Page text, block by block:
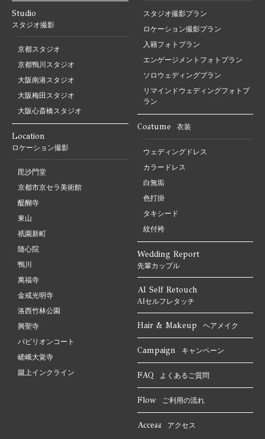
Studio
スタジオ撮影
京都スタジオ
京都鴨川スタジオ
大阪南港スタジオ
大阪梅田スタジオ
大阪心斎橋スタジオ
Location
ロケーション撮影
毘沙門堂
京都市京セラ美術館
醍醐寺
東山
祇園新町
随心院
鴨川
萬福寺
金戒光明寺
洛西竹林公園
興聖寺
パビリオンコート
嵯峨大覚寺
蹴上インクライン
スタジオ撮影プラン
ロケーション撮影プラン
入籍フォトプラン
エンゲージメントフォトプラン
ソロウェディングプラン
リマインドウェディングフォトプ
ラン
Costume 衣装
ウェディングドレス
カラードレス
白無垢
色打掛
タキシード
紋付袴
Wedding Report
先輩カップル
AI Self Retouch
AIセルフレタッチ
Hair & Makeup ヘアメイク
Campaign キャンペーン
FAQ よくあるご質問
Flow ご利用の流れ
Access アクセス